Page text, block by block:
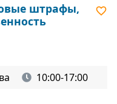
штрафы,
10:00-17:00